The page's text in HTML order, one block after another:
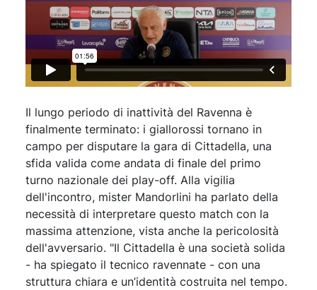
Il lungo periodo di inattività del Ravenna è
finalmente terminato: i giallorossi tornano in
campo per disputare la gara di Cittadella, una
sfida valida come andata di finale del primo
turno nazionale dei play-off. Alla vigilia
dell'incontro, mister Mandorlini ha parlato della
necessità di interpretare questo match con la
massima attenzione, vista anche la pericolosità
dell'avversario. "Il Cittadella è una società solida
- ha spiegato il tecnico ravennate - con una
struttura chiara e un’identità costruita nel tempo.